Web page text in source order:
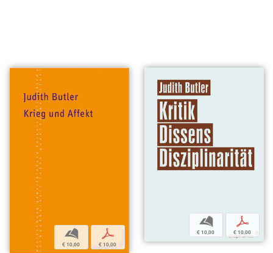
b
€ 10,00
p
€ 10,00
b
€ 10,00
p
€ 10,00